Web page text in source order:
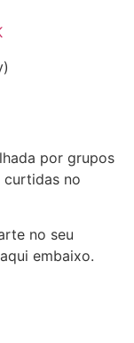
por grupos
curtidas no
no seu
embaixo.